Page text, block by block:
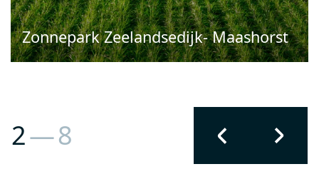
Zonnepark Zeelandsedijk- Maashorst
2—8